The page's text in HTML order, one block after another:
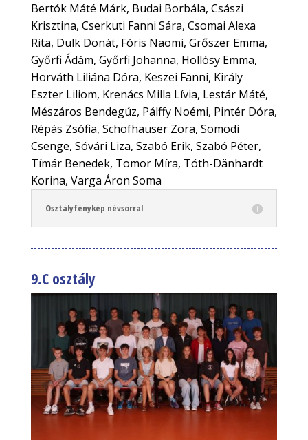
Bertók Máté Márk, Budai Borbála, Császi
Krisztina, Cserkuti Fanni Sára, Csomai Alexa
Rita, Dülk Donát, Fóris Naomi, Grőszer Emma,
Győrfi Ádám, Győrfi Johanna, Hollósy Emma,
Horváth Liliána Dóra, Keszei Fanni, Király
Eszter Liliom, Krenács Milla Lívia, Lestár Máté,
Mészáros Bendegúz, Pálffy Noémi, Pintér Dóra,
Répás Zsófia, Schofhauser Zora, Somodi
Csenge, Sóvári Liza, Szabó Erik, Szabó Péter,
Tímár Benedek, Tomor Míra, Tóth-Dänhardt
Korina, Varga Áron Soma
Osztályfénykép névsorral
9.C osztály